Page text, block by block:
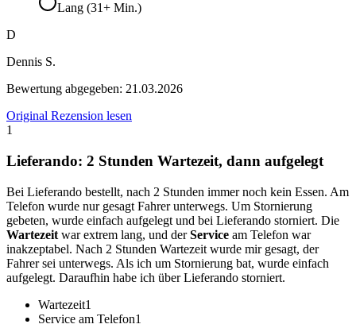
Lang (31+ Min.)
D
Dennis S.
Bewertung abgegeben: 21.03.2026
Original Rezension lesen
1
Lieferando: 2 Stunden Wartezeit, dann aufgelegt
Bei Lieferando bestellt, nach 2 Stunden immer noch kein Essen. Am
Telefon wurde nur gesagt Fahrer unterwegs. Um Stornierung
gebeten, wurde einfach aufgelegt und bei Lieferando storniert. Die
Wartezeit war extrem lang, und derService am Telefon war
inakzeptabel. Nach 2 Stunden Wartezeit wurde mir gesagt, der
Fahrer sei unterwegs. Als ich um Stornierung bat, wurde einfach
aufgelegt. Daraufhin habe ich über Lieferando storniert.
Wartezeit1
Service am Telefon1